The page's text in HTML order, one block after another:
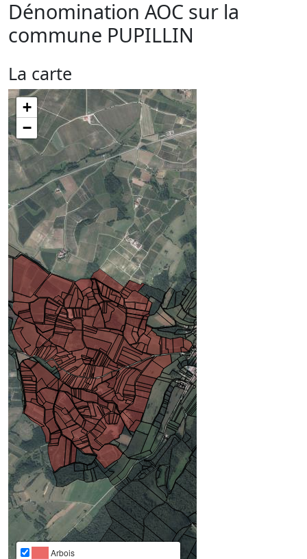
Dénomination AOC sur la
commune PUPILLIN
La carte
+
−
Arbois